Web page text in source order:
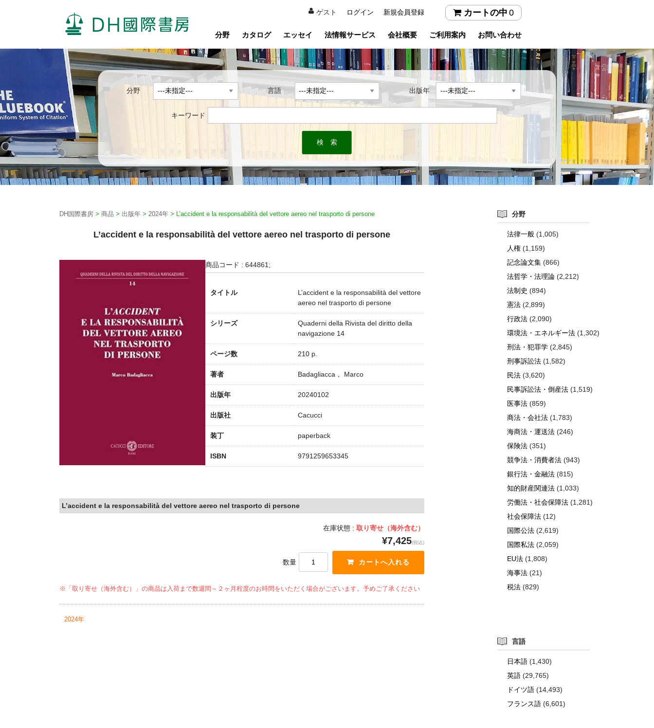
ゲスト ログイン 新規会員登録 カートの中 0
分野 カタログ エッセイ 法情報サービス 会社概要 ご利用案内 お問い合わせ
分野 言語 出版年
キーワード
DH国際書房 > 商品 > 出版年 > 2024年 > L’accident e la responsabilità del vettore aereo nel trasporto di persone
L’accident e la responsabilità del vettore aereo nel trasporto di persone
商品コード : 644861;
タイトル
L’accident e la responsabilità del vettore
aereo nel trasporto di persone
シリーズ
Quaderni della Rivista del diritto della
navigazione 14
ページ数 210 p.
著者 Badagliacca， Marco
出版年 20240102
出版社 Cacucci
装丁 paperback
ISBN 9791259653345
L’accident e la responsabilità del vettore aereo nel trasporto di persone
在庫状態 : 取り寄せ（海外含む）
¥7,425(税込)
数量
※「取り寄せ（海外含む）」の商品は入荷まで数週間～２ヶ月程度のお時間をいただく場合がございます。予めご了承ください
2024年
分野
法律一般 (1,005)
人権 (1,159)
記念論文集 (866)
法哲学・法理論 (2,212)
法制史 (894)
憲法 (2,899)
行政法 (2,090)
環境法・エネルギー法 (1,302)
刑法・犯罪学 (2,845)
刑事訴訟法 (1,582)
民法 (3,620)
民事訴訟法・倒産法 (1,519)
医事法 (859)
商法・会社法 (1,783)
海商法・運送法 (246)
保険法 (351)
競争法・消費者法 (943)
銀行法・金融法 (815)
知的財産関連法 (1,033)
労働法・社会保障法 (1,281)
社会保障法 (12)
国際公法 (2,619)
国際私法 (2,059)
EU法 (1,808)
海事法 (21)
税法 (829)
言語
日本語 (1,430)
英語 (29,765)
ドイツ語 (14,493)
フランス語 (6,601)